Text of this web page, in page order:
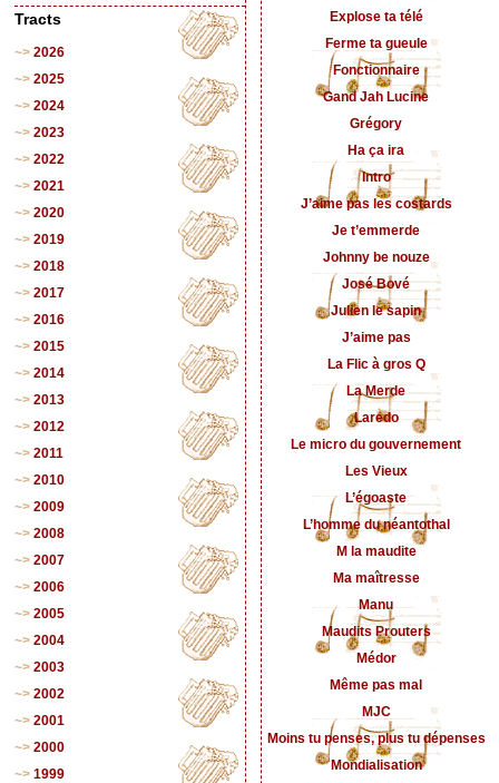
Tracts
2026
2025
2024
2023
2022
2021
2020
2019
2018
2017
2016
2015
2014
2013
2012
2011
2010
2009
2008
2007
2006
2005
2004
2003
2002
2001
2000
1999
Explose ta télé
Ferme ta gueule
Fonctionnaire
Gand Jah Lucine
Grégory
Ha ça ira
Intro
J’aime pas les costards
Je t’emmerde
Johnny be nouze
José Bové
Julien le sapin
J’aime pas
La Flic à gros Q
La Merde
Laredo
Le micro du gouvernement
Les Vieux
L’égoaste
L’homme du néantothal
M la maudite
Ma maîtresse
Manu
Maudits Prouters
Médor
Même pas mal
MJC
Moins tu penses, plus tu dépenses
Mondialisation